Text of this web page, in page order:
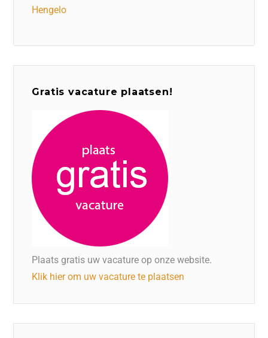
Hengelo
Gratis vacature plaatsen!
Plaats gratis uw vacature op onze website.
Klik hier om uw vacature te plaatsen